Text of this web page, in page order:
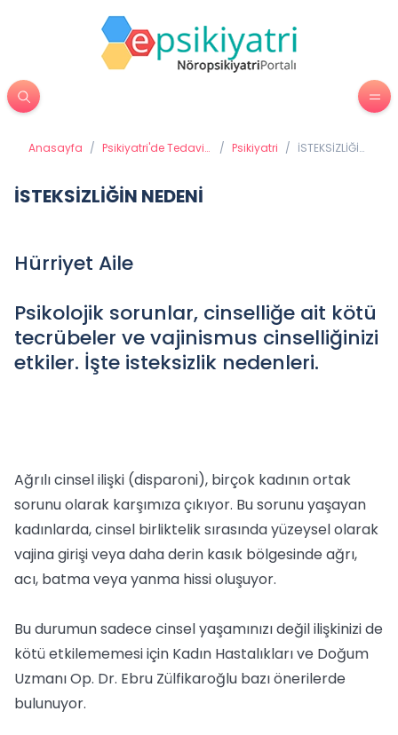
Anasayfa / Psikiyatri'de Tedavi
/ Psikiyatri / İSTEKSİZLİĞİN
İSTEKSİZLİĞİN NEDENİ
Hürriyet Aile
Psikolojik sorunlar, cinselliğe ait kötü
tecrübeler ve vajinismus cinselliğinizi
etkiler. İşte isteksizlik nedenleri.
Ağrılı cinsel ilişki (disparoni), birçok kadının ortak
sorunu olarak karşımıza çıkıyor. Bu sorunu yaşayan
kadınlarda, cinsel birliktelik sırasında yüzeysel olarak
vajina girişi veya daha derin kasık bölgesinde ağrı,
acı, batma veya yanma hissi oluşuyor.
Bu durumun sadece cinsel yaşamınızı değil ilişkinizi de
kötü etkilememesi için Kadın Hastalıkları ve Doğum
Uzmanı Op. Dr. Ebru Zülfikaroğlu bazı önerilerde
bulunuyor.